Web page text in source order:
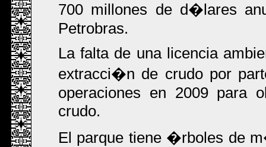
700 millones de d�lares
Petrobras.
La falta de una licencia
extracci�n de crudo por
operaciones en 2009 para
crudo.
El parque tiene �rboles de